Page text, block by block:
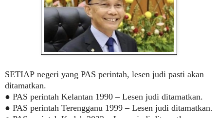
SETIAP negeri yang PAS perintah, lesen judi pasti akan
ditamatkan.
● PAS perintah Kelantan 1990 – Lesen judi ditamatkan.
● PAS perintah Terengganu 1999 – Lesen judi ditamatkan.